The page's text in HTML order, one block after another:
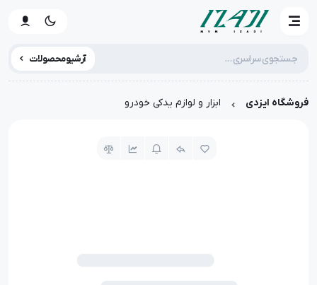
آرشیو محصولات
فروشگاه ایزدی ابزار و لوازم یدکی خودرو